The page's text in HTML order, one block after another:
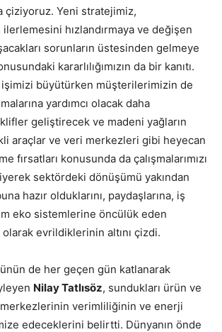
çiziyoruz. Yeni stratejimiz,
hızlandırmaya ve değişen
sorunların üstesinden gelmeye
kararlılığımızın da bir kanıtı.
işimizi büyütürken müşterilerimizin de
yardımcı olacak daha
geliştirecek ve madeni yağların
araçlar ve veri merkezleri gibi heyecan
fırsatları konusunda da çalışmalarımızı
sektördeki dönüşümü yakından
hazır olduklarını, paydaşlarına, iş
eko sistemlerine öncülük eden
evrildiklerinin altını çizdi.
de her geçen gün katlanarak
Nilay Tatlısöz, sundukları ürün ve
verimliliğinin ve enerji
edeceklerini belirtti. Dünyanın önde